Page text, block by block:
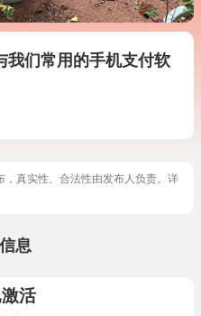
我们常用的手机支付软
真实性、合法性由发布人负责。详
息
活